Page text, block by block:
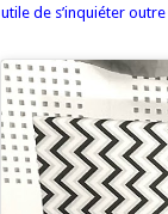
utile de s’inquiéter